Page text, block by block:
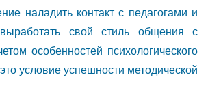
наладить контакт с педагогами и
выработать свой стиль общения с
особенностей психологического
условие успешности методической